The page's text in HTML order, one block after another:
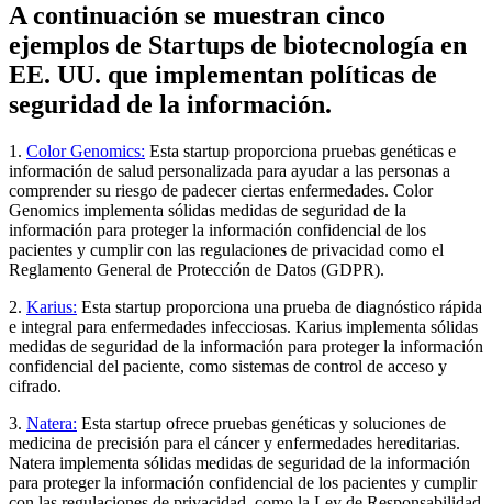
A continuación se muestran cinco
ejemplos de Startups de biotecnología en
EE. UU. que implementan políticas de
seguridad de la información.
1. Color Genomics: Esta startup proporciona pruebas genéticas e
información de salud personalizada para ayudar a las personas a
comprender su riesgo de padecer ciertas enfermedades. Color
Genomics implementa sólidas medidas de seguridad de la
información para proteger la información confidencial de los
pacientes y cumplir con las regulaciones de privacidad como el
Reglamento General de Protección de Datos (GDPR).
2. Karius: Esta startup proporciona una prueba de diagnóstico rápida
e integral para enfermedades infecciosas. Karius implementa sólidas
medidas de seguridad de la información para proteger la información
confidencial del paciente, como sistemas de control de acceso y
cifrado.
3. Natera: Esta startup ofrece pruebas genéticas y soluciones de
medicina de precisión para el cáncer y enfermedades hereditarias.
Natera implementa sólidas medidas de seguridad de la información
para proteger la información confidencial de los pacientes y cumplir